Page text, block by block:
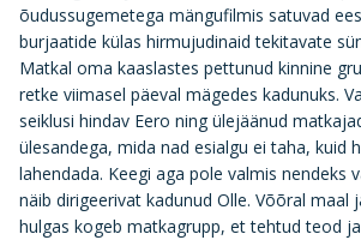
õudussugemetega mängufilmis satuvad
burjaatide külas hirmujudinaid tekitavate
Matkal oma kaaslastes pettunud kinnine
retke viimasel päeval mägedes kadunuks.
seiklusi hindav Eero ning ülejäänud
ülesandega, mida nad esialgu ei taha, kuid
lahendada. Keegi aga pole valmis nendeks
näib dirigeerivat kadunud Olle. Võõral maal
hulgas kogeb matkagrupp, et tehtud teod